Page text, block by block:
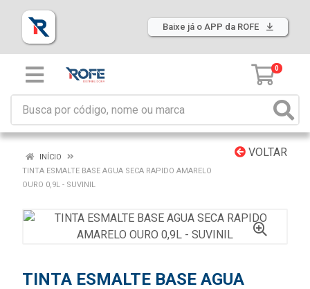
Baixe já o APP da ROFE
0
VOLTAR
INÍCIO
TINTA ESMALTE BASE AGUA SECA RAPIDO AMARELO
OURO 0,9L - SUVINIL
TINTA ESMALTE BASE AGUA